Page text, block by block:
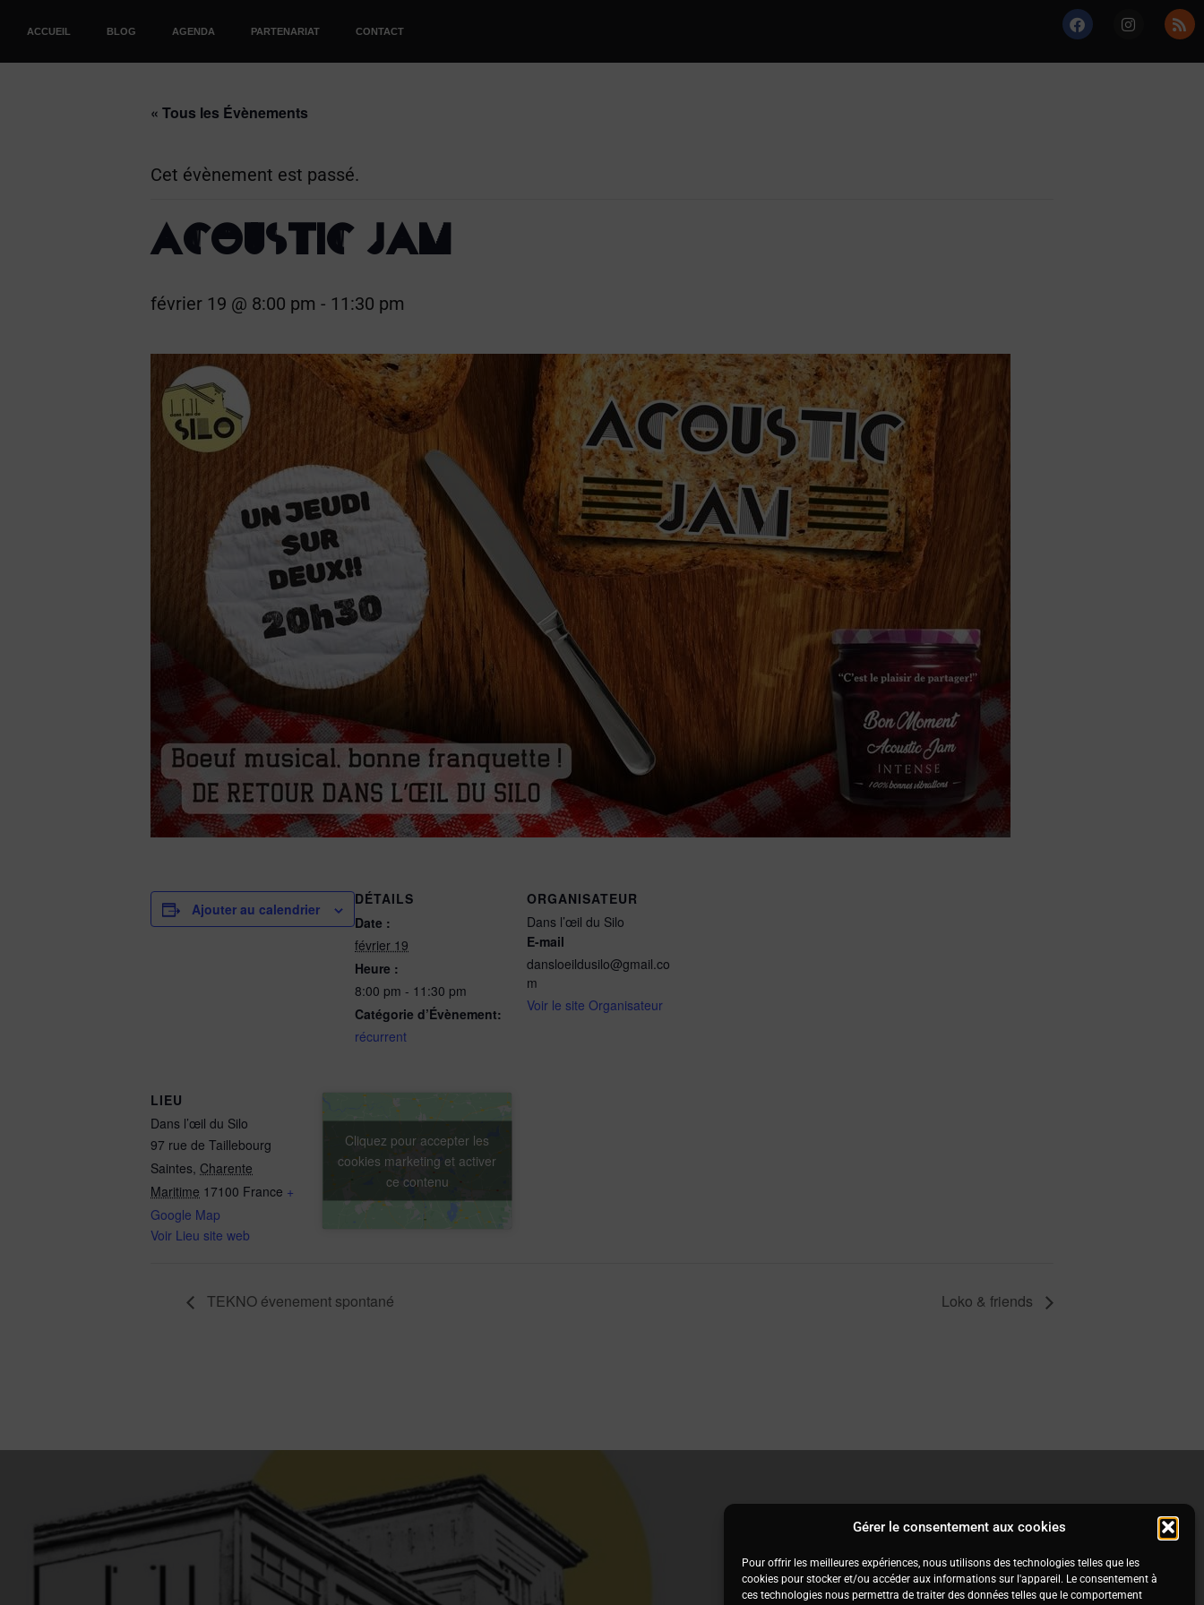
Gérer le consentement aux cookies
Pour offrir les meilleures expériences, nous utilisons des technologies telles que les
cookies pour stocker et/ou accéder aux informations sur l'appareil. Le consentement à
ces technologies nous permettra de traiter des données telles que le comportement
ACCUEIL BLOG AGENDA PARTENARIAT CONTACT
« Tous les Évènements
Cet évènement est passé.
ACOUSTIC JAM
février 19 @ 8:00 pm - 11:30 pm
Ajouter au calendrier
DÉTAILS
Date :
février 19
Heure :
8:00 pm - 11:30 pm
Catégorie d’Évènement:
récurrent
ORGANISATEUR
Dans l’œil du Silo
E-mail
dansloeildusilo@gmail.co
m
Voir le site Organisateur
LIEU
Dans l’œil du Silo
97 rue de Taillebourg
Saintes, Charente
Maritime 17100 France +
Google Map
Voir Lieu site web
Cliquez pour accepter les
cookies marketing et activer
ce contenu
TEKNO évenement spontané Loko & friends